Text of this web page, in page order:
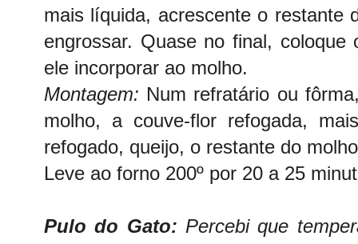
mais líquida, acrescente o restante
engrossar. Quase no final, coloque
ele incorporar ao molho.
Montagem: Num refratário ou
molho, a couve-flor refogada,
refogado, queijo, o restante do
Leve ao forno 200º por 20 a 25
Pulo do Gato: Percebi que